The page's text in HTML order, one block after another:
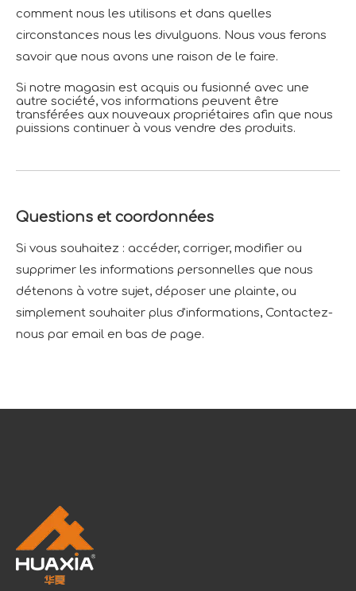
comment nous les utilisons et dans quelles
circonstances nous les divulguons. Nous vous ferons
savoir que nous avons une raison de le faire.
Si notre magasin est acquis ou fusionné avec une
autre société, vos informations peuvent être
transférées aux nouveaux propriétaires afin que nous
puissions continuer à vous vendre des produits.
Questions et coordonnées
Si vous souhaitez : accéder, corriger, modifier ou
supprimer les informations personnelles que nous
détenons à votre sujet, déposer une plainte, ou
simplement souhaiter plus d'informations, Contactez-
nous par email en bas de page.